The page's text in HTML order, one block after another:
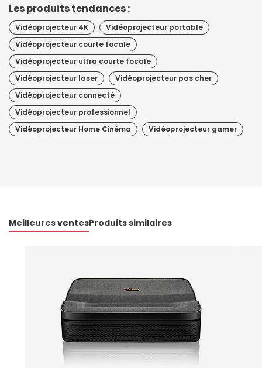
Les produits tendances :
Vidéoprojecteur 4K
Vidéoprojecteur portable
Vidéoprojecteur courte focale
Vidéoprojecteur ultra courte focale
Vidéoprojecteur laser
Vidéoprojecteur pas cher
Vidéoprojecteur connecté
Vidéoprojecteur professionnel
Vidéoprojecteur Home Cinéma
Vidéoprojecteur gamer
Meilleures ventesProduits similaires